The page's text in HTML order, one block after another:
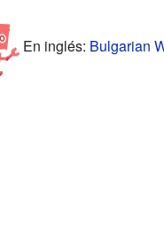
En inglés: Bulgarian